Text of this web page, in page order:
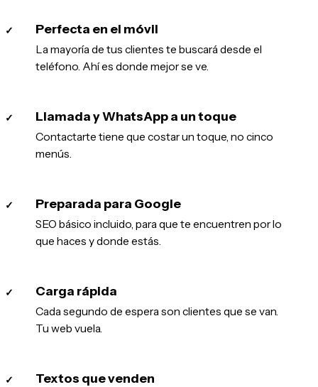
✓ Perfecta en el móvil
La mayoría de tus clientes te buscará desde el
teléfono. Ahí es donde mejor se ve.
✓ Llamada y WhatsApp a un toque
Contactarte tiene que costar un toque, no cinco
menús.
✓ Preparada para Google
SEO básico incluido, para que te encuentren por lo
que haces y donde estás.
✓ Carga rápida
Cada segundo de espera son clientes que se van.
Tu web vuela.
✓ Textos que venden